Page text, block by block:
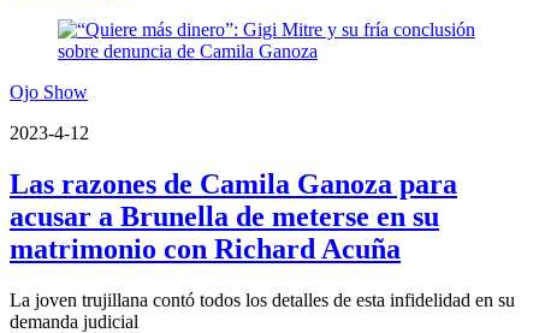
Ojo Show
2023-4-12
Las razones de Camila Ganoza para
acusar a Brunella de meterse en su
matrimonio con Richard Acuña
La joven trujillana contó todos los detalles de esta infidelidad en su
demanda judicial